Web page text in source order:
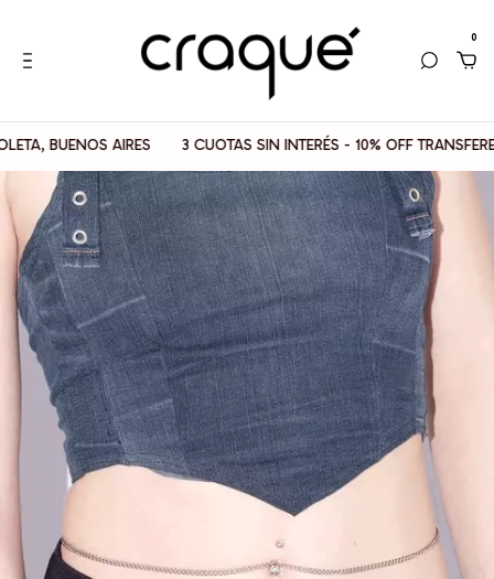
0
AIRES 3 CUOTAS SIN INTERÉS - 10% OFF TRANSFERENCIAS